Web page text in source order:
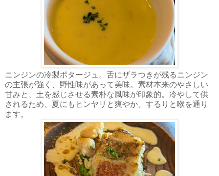
ニンジンの冷製ポタージュ。舌にザラつきが残るニンジン
の主張が強く、野性味があって美味。素材本来のやさしい
甘みと、土を感じさせる素朴な風味が印象的。冷やして供
されるため、夏にもヒンヤリと爽やか。するりと喉を通り
ます。